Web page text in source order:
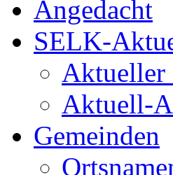
Angedacht
SELK-
Aktueller
Aktuell-
Gemeinden